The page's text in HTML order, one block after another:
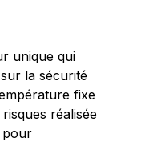
unique qui
la sécurité
fixe
réalisée
pour